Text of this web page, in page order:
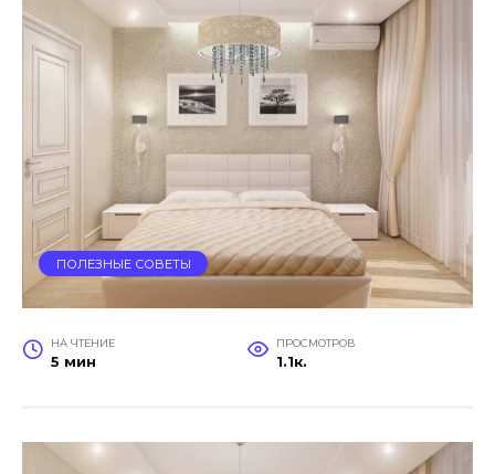
ПОЛЕЗНЫЕ СОВЕТЫ
НА ЧТЕНИЕ
5 мин
ПРОСМОТРОВ
1.1к.